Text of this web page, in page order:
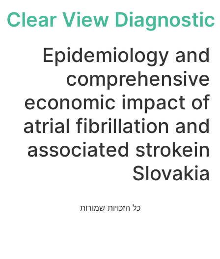
Clear View Diagnostic
Epidemiology and
comprehensive
economic impact of
atrial fibrillation and
associated strokein
Slovakia
כל הזכויות שמורות